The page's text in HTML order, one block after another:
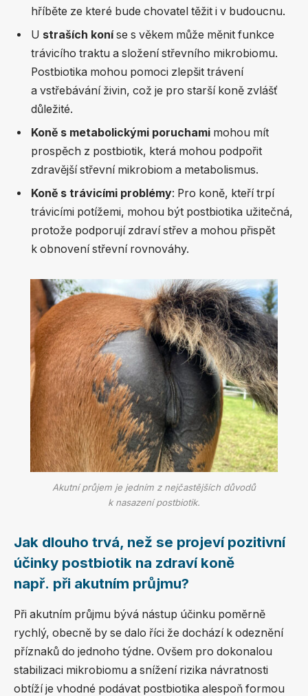
hříběte ze které bude chovatel těžit i v budoucnu.
U straších koníse s věkem může měnit funkce
trávicího traktu a složení střevního mikrobiomu.
Postbiotika mohou pomoci zlepšit trávení
a vstřebávání živin, což je pro starší koně zvlášť
důležité.
Koně s metabolickými poruchami mohou mít
prospěch z postbiotik, která mohou podpořit
zdravější střevní mikrobiom a metabolismus.
Koně s trávicími problémy: Pro koně, kteří trpí
trávicími potížemi, mohou být postbiotika užitečná,
protože podporují zdraví střev a mohou přispět
k obnovení střevní rovnováhy.
Akutní průjem je jedním z nejčastějších důvodů
k nasazení postbiotik.
Jak dlouho trvá, než se projeví pozitivní
účinky postbiotik na zdraví koně
např. při akutním průjmu?
Při akutním průjmu bývá nástup účinku poměrně
rychlý, obecně by se dalo říci že dochází k odeznění
příznaků do jednoho týdne. Ovšem pro dokonalou
stabilizaci mikrobiomu a snížení rizika návratnosti
obtíží je vhodné podávat postbiotika alespoň formou